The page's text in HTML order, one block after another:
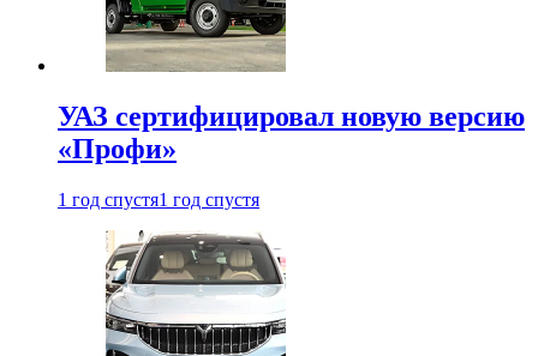
УАЗ сертифицировал новую версию
«Профи»
1 год спустя1 год спустя